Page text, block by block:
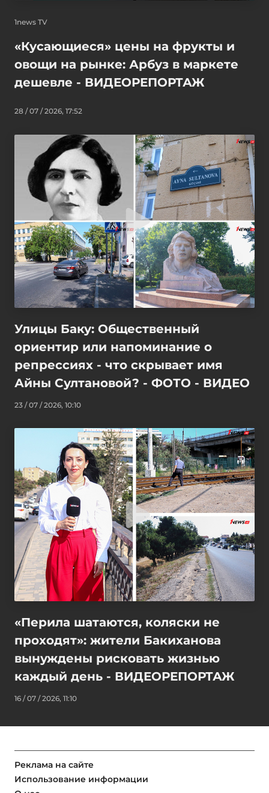
1news TV
«Кусающиеся» цены на фрукты и
овощи на рынке: Арбуз в маркете
дешевле - ВИДЕОРЕПОРТАЖ
28 / 07 / 2026, 17:52
Улицы Баку: Общественный
ориентир или напоминание о
репрессиях - что скрывает имя
Айны Султановой? - ФОТО - ВИДЕО
23 / 07 / 2026, 10:10
«Перила шатаются, коляски не
проходят»: жители Бакиханова
вынуждены рисковать жизнью
каждый день - ВИДЕОРЕПОРТАЖ
16 / 07 / 2026, 11:10
Реклама на сайте
Использование информации